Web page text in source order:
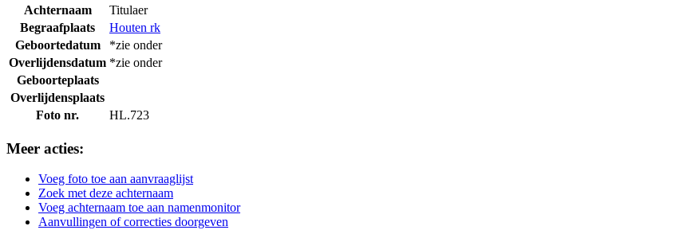
Achternaam
Titulaer
Begraafplaats
Houten rk
Geboortedatum
*zie onder
Overlijdensdatum *zie onder
Geboorteplaats
Overlijdensplaats
Foto nr.
HL.723
Meer acties:
Voeg foto toe aan aanvraaglijst
Zoek met deze achternaam
Voeg achternaam toe aan namenmonitor
Aanvullingen of correcties doorgeven